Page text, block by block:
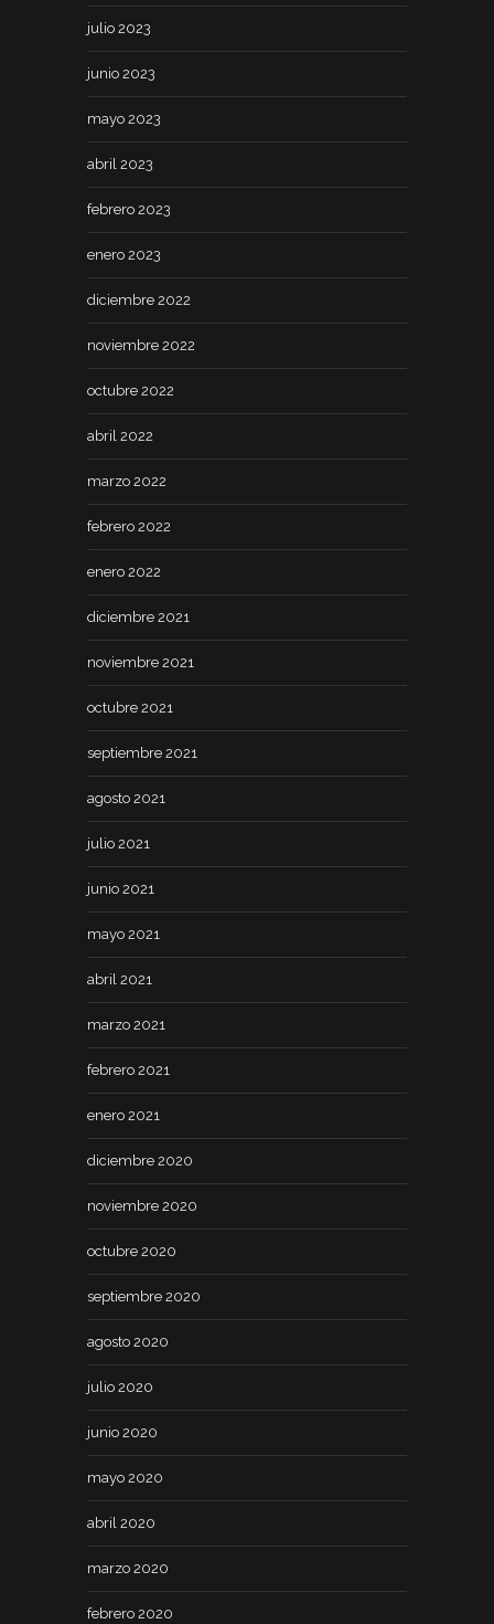
julio 2023
junio 2023
mayo 2023
abril 2023
febrero 2023
enero 2023
diciembre 2022
noviembre 2022
octubre 2022
abril 2022
marzo 2022
febrero 2022
enero 2022
diciembre 2021
noviembre 2021
octubre 2021
septiembre 2021
agosto 2021
julio 2021
junio 2021
mayo 2021
abril 2021
marzo 2021
febrero 2021
enero 2021
diciembre 2020
noviembre 2020
octubre 2020
septiembre 2020
agosto 2020
julio 2020
junio 2020
mayo 2020
abril 2020
marzo 2020
febrero 2020